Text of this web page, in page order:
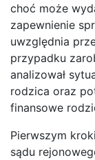
choć może
zapewnienie
uwzględnia
przypadku
analizował
rodzica oraz
finansowe
Pierwszym
sądu